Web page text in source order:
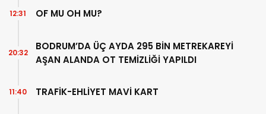
OF MU OH MU?
12:31
BODRUM’DA ÜÇ AYDA 295 BİN METREKAREYİ
AŞAN ALANDA OT TEMİZLİĞİ YAPILDI
20:32
TRAFİK-EHLİYET MAVİ KART
11:40